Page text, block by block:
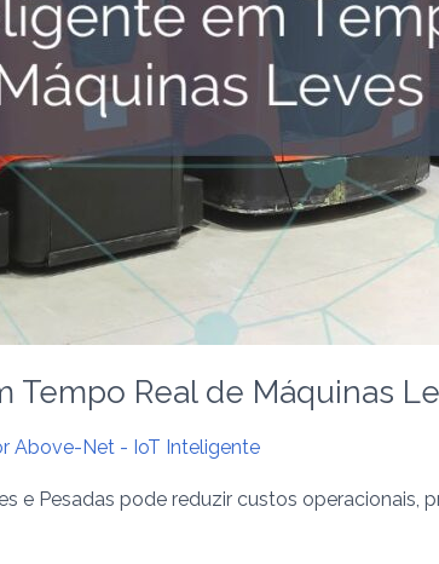
Real de Máquinas
Above-Net - IoT Inteligente
e Pesadas pode reduzir custos operacionais,